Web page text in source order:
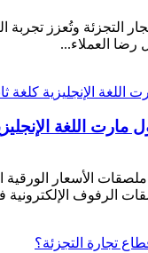
التجزئة وتُعزز
العملاء...
اللغة
الأسعار
الرفوف الإلكترونية